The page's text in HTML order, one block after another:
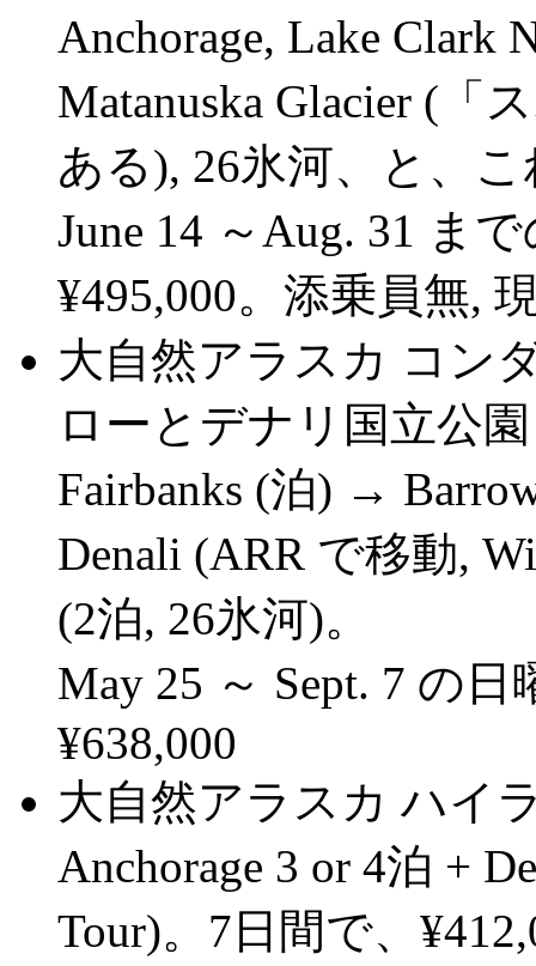
Anchorage, Lake Clark
Matanuska Glacier (「
ある), 26氷河、と、
June 14 ～Aug. 31 ま
¥495,000。添乗員無,
大自然アラスカ コン
ローとデナリ国立公
Fairbanks (泊) →
Denali (ARR で移動,
(2泊, 26氷河)。
May 25 ～ Sept. 7 の
¥638,000
大自然アラスカ ハイ
Anchorage 3 or 4泊 +
Tour)。7日間で、